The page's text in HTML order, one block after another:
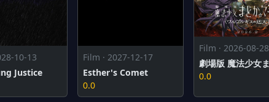
10-13
Justice
Film · 2027-12-17
Esther's Comet
0.0
Film · 2026-08-28
0.0